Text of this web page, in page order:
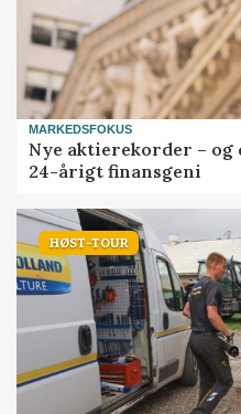
MARKEDSFOKUS
Nye aktierekorder –
24-årigt finansgeni
HØST-TOUR